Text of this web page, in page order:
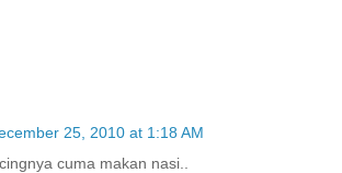
25, 2010 at 1:18 AM
cuma makan nasi..